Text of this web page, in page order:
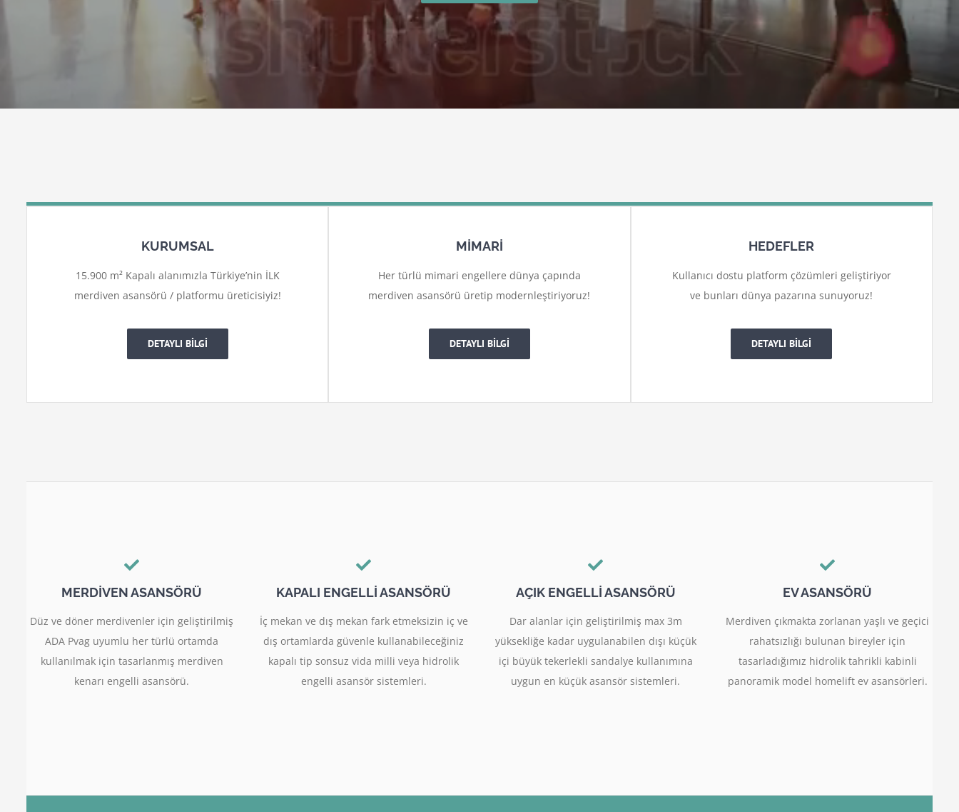
KURUMSAL
15.900 m² Kapalı alanımızla Türkiye’nin İLK
merdiven asansörü / platformu üreticisiyiz!
DETAYLI BİLGİ
MİMARİ
Her türlü mimari engellere dünya çapında
merdiven asansörü üretip modernleştiriyoruz!
DETAYLI BİLGİ
HEDEFLER
Kullanıcı dostu platform çözümleri geliştiriyor
ve bunları dünya pazarına sunuyoruz!
DETAYLI BİLGİ
MERDİVEN ASANSÖRÜ
Düz ve döner merdivenler için geliştirilmiş
ADA Pvag uyumlu her türlü ortamda
kullanılmak için tasarlanmış merdiven
kenarı engelli asansörü.
KAPALI ENGELLİ ASANSÖRÜ
İç mekan ve dış mekan fark etmeksizin iç ve
dış ortamlarda güvenle kullanabileceğiniz
kapalı tip sonsuz vida milli veya hidrolik
engelli asansör sistemleri.
AÇIK ENGELLİ ASANSÖRÜ
Dar alanlar için geliştirilmiş max 3m
yüksekliğe kadar uygulanabilen dışı küçük
içi büyük tekerlekli sandalye kullanımına
uygun en küçük asansör sistemleri.
EV ASANSÖRÜ
Merdiven çıkmakta zorlanan yaşlı ve geçici
rahatsızlığı bulunan bireyler için
tasarladığımız hidrolik tahrikli kabinli
panoramik model homelift ev asansörleri.